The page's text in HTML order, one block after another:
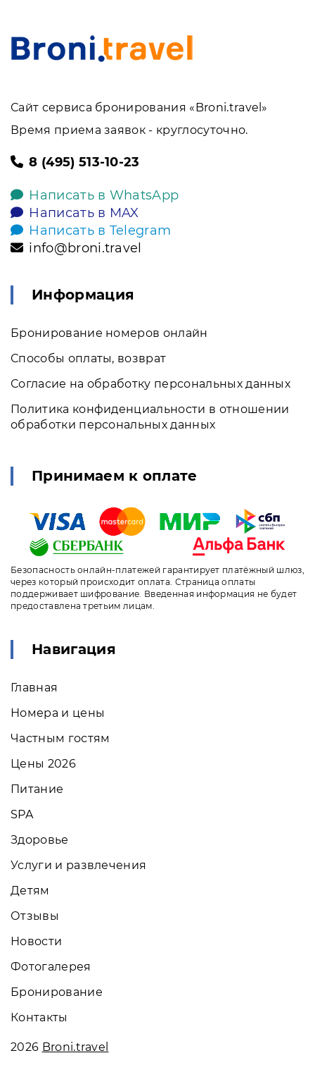
Сайт сервиса бронирования «Broni.travel»
Время приема заявок - круглосуточно.
8 (495) 513-10-23
Написать в WhatsApp
Написать в MAX
Написать в Telegram
info@broni.travel
Информация
Бронирование номеров онлайн
Способы оплаты, возврат
Согласие на обработку персональных данных
Политика конфиденциальности в отношении
обработки персональных данных
Принимаем к оплате
Безопасность онлайн-платежей гарантирует платёжный шлюз,
через который происходит оплата. Страница оплаты
поддерживает шифрование. Введенная информация не будет
предоставлена третьим лицам.
Навигация
Главная
Номера и цены
Частным гостям
Цены 2026
Питание
SPA
Здоровье
Услуги и развлечения
Детям
Отзывы
Новости
Фотогалерея
Бронирование
Контакты
2026 Broni.travel